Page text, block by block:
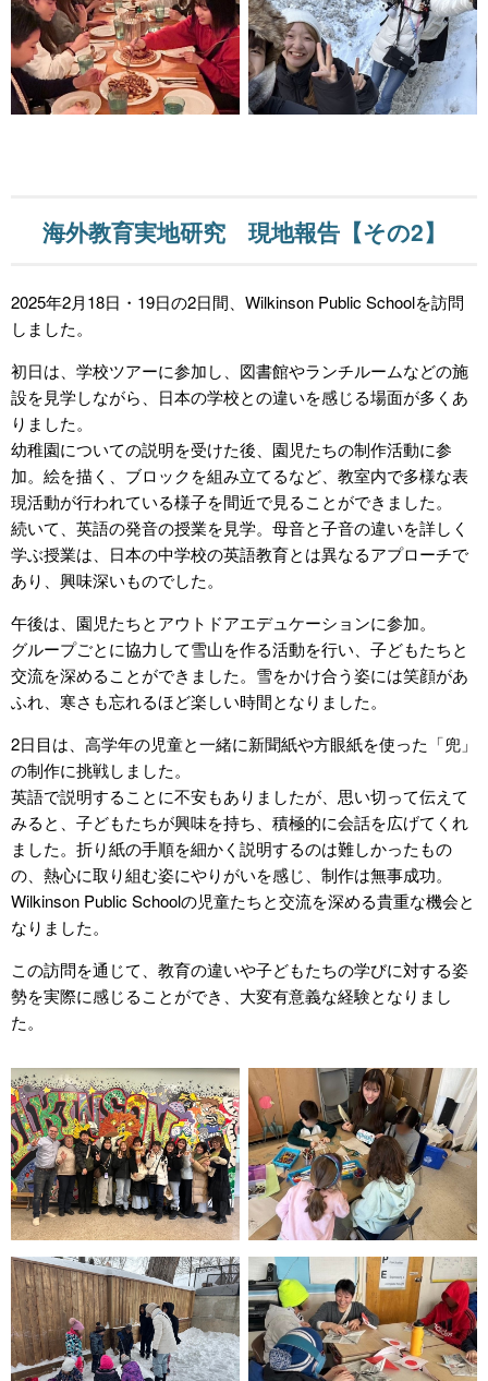
海外教育実地研究 現地報告【その2】
2025年2月18日・19日の2日間、Wilkinson Public Schoolを訪問
しました。
初日は、学校ツアーに参加し、図書館やランチルームなどの施
設を見学しながら、日本の学校との違いを感じる場面が多くあ
りました。
幼稚園についての説明を受けた後、園児たちの制作活動に参
加。絵を描く、ブロックを組み立てるなど、教室内で多様な表
現活動が行われている様子を間近で見ることができました。
続いて、英語の発音の授業を見学。母音と子音の違いを詳しく
学ぶ授業は、日本の中学校の英語教育とは異なるアプローチで
あり、興味深いものでした。
午後は、園児たちとアウトドアエデュケーションに参加。
グループごとに協力して雪山を作る活動を行い、子どもたちと
交流を深めることができました。雪をかけ合う姿には笑顔があ
ふれ、寒さも忘れるほど楽しい時間となりました。
2日目は、高学年の児童と一緒に新聞紙や方眼紙を使った「兜」
の制作に挑戦しました。
英語で説明することに不安もありましたが、思い切って伝えて
みると、子どもたちが興味を持ち、積極的に会話を広げてくれ
ました。折り紙の手順を細かく説明するのは難しかったもの
の、熱心に取り組む姿にやりがいを感じ、制作は無事成功。
Wilkinson Public Schoolの児童たちと交流を深める貴重な機会と
なりました。
この訪問を通じて、教育の違いや子どもたちの学びに対する姿
勢を実際に感じることができ、大変有意義な経験となりまし
た。